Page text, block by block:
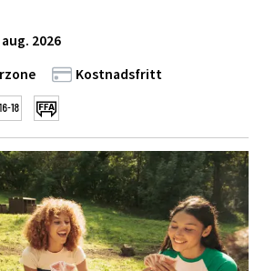
2026
Kostnadsfritt